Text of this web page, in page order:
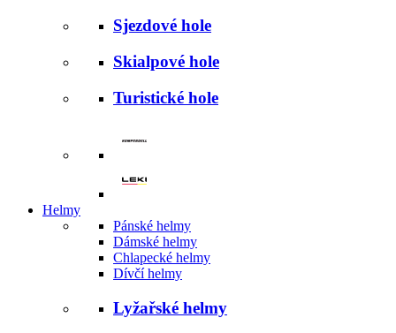
Sjezdové hole
Skialpové hole
Turistické hole
Helmy
Pánské helmy
Dámské helmy
Chlapecké helmy
Dívčí helmy
Lyžařské helmy